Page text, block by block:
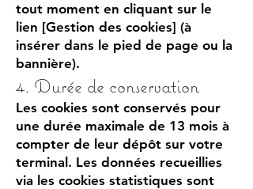
tout moment en cliquant sur le
lien [Gestion des cookies] (à
insérer dans le pied de page ou la
bannière).
4. Durée de conservation
Les cookies sont conservés pour
une durée maximale de 13 mois à
compter de leur dépôt sur votre
terminal. Les données recueillies
via les cookies statistiques sont